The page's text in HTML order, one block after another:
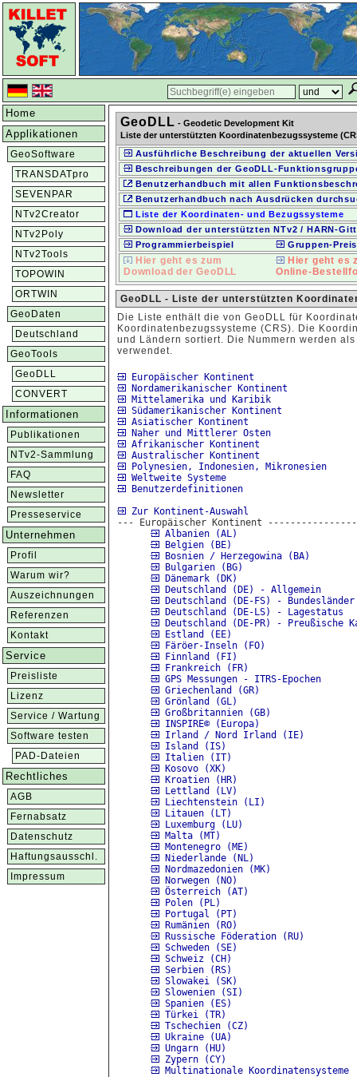
Home
Applikationen
GeoSoftware
TRANSDATpro
SEVENPAR
NTv2Creator
NTv2Poly
NTv2Tools
TOPOWIN
ORTWIN
GeoDaten
Deutschland
GeoTools
GeoDLL
CONVERT
Informationen
Publikationen
NTv2-Sammlung
FAQ
Newsletter
Presseservice
Unternehmen
Profil
Warum wir?
Auszeichnungen
Referenzen
Kontakt
Service
Preisliste
Lizenz
Service / Wartung
Software testen
PAD-Dateien
Rechtliches
AGB
Fernabsatz
Datenschutz
Haftungsausschl.
Impressum
GeoDLL - Geodetic Development Kit
Liste der unterstützten Koordinatenbezugssysteme
Ausführliche Beschreibung der aktuellen
Beschreibungen der GeoDLL-
Benutzerhandbuch mit allen
Benutzerhandbuch nach Ausdrücken
Liste der Koordinaten- und Bezugssysteme
Download der unterstützten NTv2 / HARN-
Programmierbeispiel
Gruppen-
Hier geht es zum
Download der GeoDLL
Hier geht es
Online-
GeoDLL - Liste der unterstützten
Die Liste enthält die von GeoDLL für
Koordinatenbezugssysteme (CRS). Die
und Ländern sortiert. Die Nummern werden
verwendet.
Europäischer Kontinent
Nordamerikanischer Kontinent
Mittelamerika und Karibik
Südamerikanischer Kontinent
Asiatischer Kontinent
Naher und Mittlerer Osten
Afrikanischer Kontinent
Australischer Kontinent
Polynesien, Indonesien, Mikronesien
Weltweite Systeme
Benutzerdefinitionen
Zur Kontinent-Auswahl
--- Europäischer Kontinent
Albanien (AL)
Belgien (BE)
Bosnien / Herzegowina (BA)
Bulgarien (BG)
Dänemark (DK)
Deutschland (DE) - Allgemein
Deutschland (DE-FS) - Bundesländer
Deutschland (DE-LS) - Lagestatus
Deutschland (DE-PR) - Preußische
Estland (EE)
Färöer-Inseln (FO)
Finnland (FI)
Frankreich (FR)
GPS Messungen - ITRS-Epochen
Griechenland (GR)
Grönland (GL)
Großbritannien (GB)
INSPIRE© (Europa)
Irland / Nord Irland (IE)
Island (IS)
Italien (IT)
Kosovo (XK)
Kroatien (HR)
Lettland (LV)
Liechtenstein (LI)
Litauen (LT)
Luxemburg (LU)
Malta (MT)
Montenegro (ME)
Niederlande (NL)
Nordmazedonien (MK)
Norwegen (NO)
Österreich (AT)
Polen (PL)
Portugal (PT)
Rumänien (RO)
Russische Föderation (RU)
Schweden (SE)
Schweiz (CH)
Serbien (RS)
Slowakei (SK)
Slowenien (SI)
Spanien (ES)
Türkei (TR)
Tschechien (CZ)
Ukraine (UA)
Ungarn (HU)
Zypern (CY)
Multinationale Koordinatensysteme